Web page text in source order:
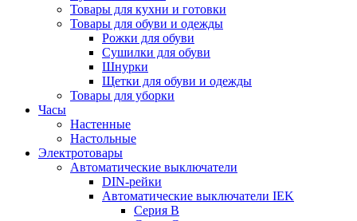
Товары для кухни и готовки
Товары для обуви и одежды
Рожки для обуви
Сушилки для обуви
Шнурки
Щетки для обуви и одежды
Товары для уборки
Часы
Настенные
Настольные
Электротовары
Автоматические выключатели
DIN-рейки
Автоматические выключатели IEK
Серия B